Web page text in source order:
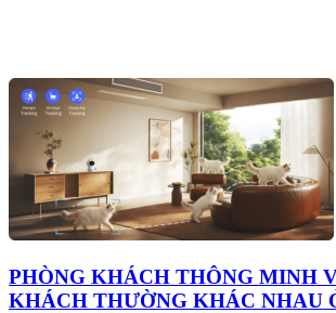
PHÒNG KHÁCH THÔNG MINH
KHÁCH THƯỜNG KHÁC NHAU